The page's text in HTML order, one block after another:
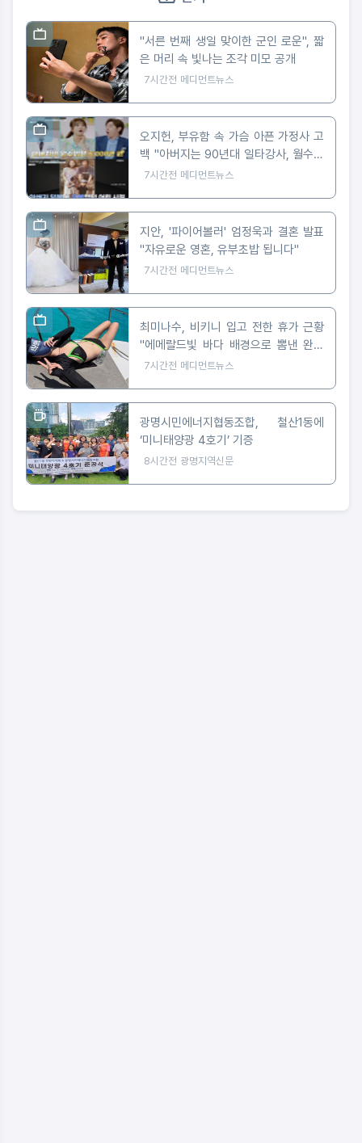
"서른 번째 생일 맞이한 군인 로운", 짧
은 머리 속 빛나는 조각 미모 공개
7시간전 메디먼트뉴스
오지헌, 부유함 속 가슴 아픈 가정사 고
백 "아버지는 90년대 일타강사, 월수입
5천만 원"
7시간전 메디먼트뉴스
지안, '파이어볼러' 엄정욱과 결혼 발표
"자유로운 영혼, 유부초밥 됩니다"
7시간전 메디먼트뉴스
최미나수, 비키니 입고 전한 휴가 근황
"에메랄드빛 바다 배경으로 뽐낸 완벽
피지컬"
7시간전 메디먼트뉴스
광명시민에너지협동조합, 철산1동에
‘미니태양광 4호기’ 기증
8시간전 광명지역신문